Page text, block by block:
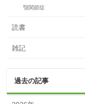
顎関節症
読書
雑記
過去の記事